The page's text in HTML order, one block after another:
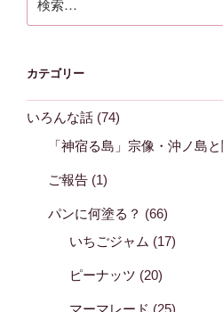
索:
カテゴリー
いろんな話 (74)
「神宿る島」宗像・沖ノ島
ご報告 (1)
パンに何塗る？ (66)
いちごジャム (17)
ピーナッツ (20)